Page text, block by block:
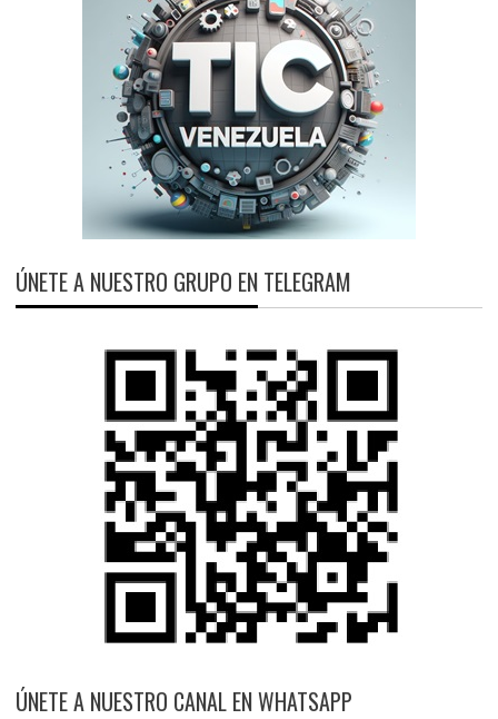
ÚNETE A NUESTRO GRUPO EN TELEGRAM
ÚNETE A NUESTRO CANAL EN WHATSAPP